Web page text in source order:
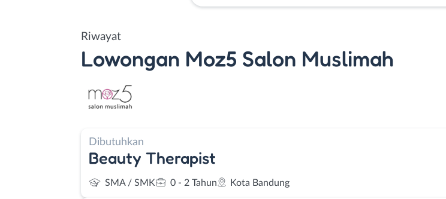
Riwayat
Lowongan Moz5 Salon Muslimah
Dibutuhkan
Beauty Therapist
SMA / SMK 0 - 2 Tahun Kota Bandung